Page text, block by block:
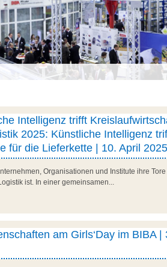
Intelligenz trifft
2025: Künstliche Intelligenz
für die Lieferkette | 10. April
Organisationen und Institute ihre
ist. In einer gemeinsamen...
am Girls‘Day im BIBA |